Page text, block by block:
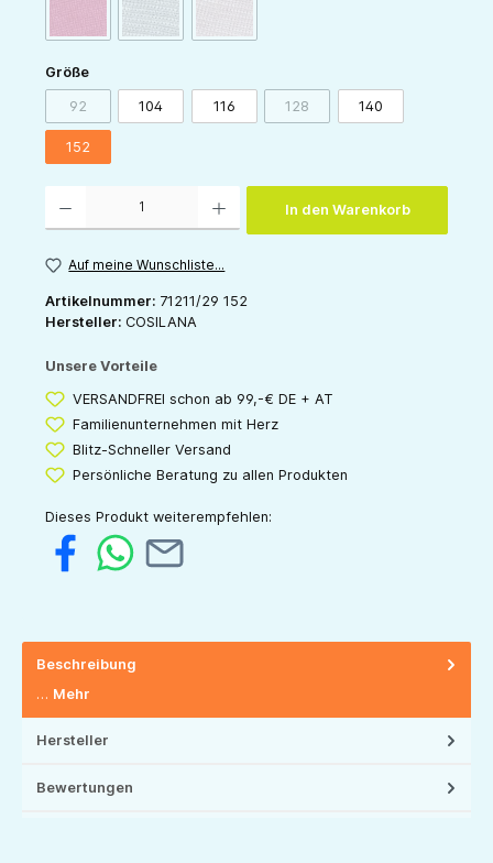
(Diese Option ist zurzeit nicht verfügbar.)
grau
(Diese Option ist zurzeit nicht verfügbar.)
Größeauswählen
92(Diese Option ist zurzeit nicht verfügbar.)
104 116 128(Diese Option ist zurzeit nicht
140
152
In den Warenkorb
Auf meine Wunschliste...
Artikelnummer: 71211/29 152
Hersteller: COSILANA
Unsere Vorteile
VERSANDFREI schon ab 99,-€ DE + AT
Familienunternehmen mit Herz
Blitz-Schneller Versand
Persönliche Beratung zu allen Produkten
Dieses Produkt weiterempfehlen:
Beschreibung
… Mehr
Hersteller
Bewertungen